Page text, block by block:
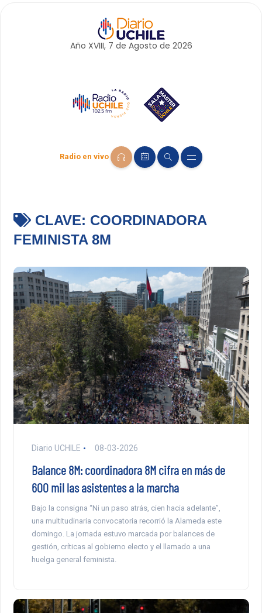
Año XVIII, 7 de Agosto de 2026
Radio en vivo
CLAVE: COORDINADORA
FEMINISTA 8M
Diario UCHILE 08-03-2026
Balance 8M: coordinadora 8M cifra en más de
600 mil las asistentes a la marcha
Bajo la consigna “Ni un paso atrás, cien hacia adelante”,
una multitudinaria convocatoria recorrió la Alameda este
domingo. La jornada estuvo marcada por balances de
gestión, críticas al gobierno electo y el llamado a una
huelga general feminista.